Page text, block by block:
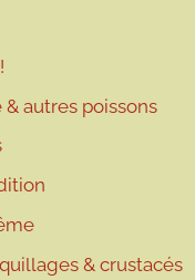
& autres poissons
& crustacés